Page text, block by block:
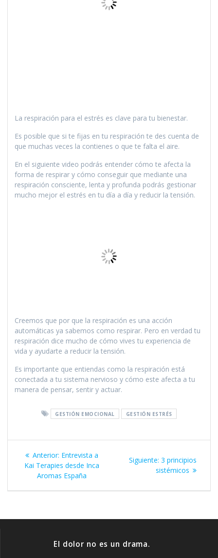
La respiración para el estrés es clave para tu bienestar.
Es posible que si te fijas en tu respiración te des cuenta de
que muchas veces la contienes o que te falta el aire.
En el siguiente video podrás entender cómo te afecta la
forma de respirar y cómo conseguir que mediante una
respiración consciente, lenta y profunda podrás gestionar
mucho mejor el estrés en tu día a día y reducir la tensión.
Creemos que por que la respiración es una acción
automáticas ya sabemos como respirar. Pero en verdad tu
respiración dice mucho de cómo vives tu experiencia de
vida y ayudarte a reducir la tensión.
Es importante que entiendas como la respiración está
conectada a tu sistema nervioso y cómo este afecta a tu
manera de pensar, sentir y actuar.
GESTIÓN EMOCIONAL GESTIÓN ESTRÉS
Navegación
de
entradas
Anterior: Entrada
anterior:
Entrevista a
Kai Terapies desde Inca
Aromas España
Siguiente: Siguiente
entrada:
3 principios
sistémicos
El dolor no es un drama.